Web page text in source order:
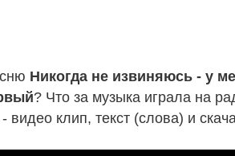
Никогда не извиняюсь - у
? Что за музыка играла на
- видео клип, текст (слова) и